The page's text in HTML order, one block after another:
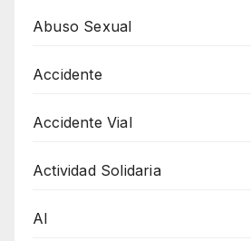
Abuso Sexual
Accidente
Accidente Vial
Actividad Solidaria
AI